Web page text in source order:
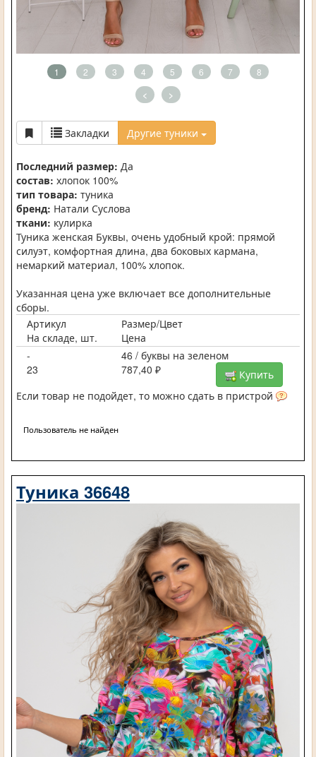
1 2 3 4 5 6 7 8
< >
Закладки Другие туники
Последний размер: Да
состав: хлопок 100%
тип товара: туника
бренд: Натали Суслова
ткани: кулирка
Туника женская Буквы, очень удобный крой: прямой
силуэт, комфортная длина, два боковых кармана,
немаркий материал, 100% хлопок.
Указанная цена уже включает все дополнительные
сборы.
Артикул
Размер/Цвет
На складе, шт.
Цена
-
46 / буквы на зеленом
23
787,40 ₽
Купить
Если товар не подойдет, то можно сдать в пристрой
Пользователь не найден
Туника 36648